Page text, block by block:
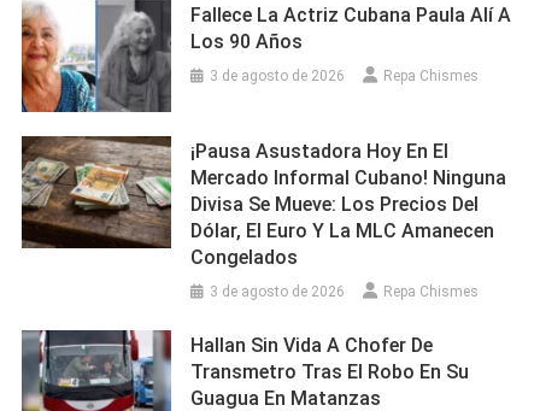
Fallece La Actriz Cubana Paula Alí A
Los 90 Años
3 de agosto de 2026 Repa Chismes
¡Pausa Asustadora Hoy En El
Mercado Informal Cubano! Ninguna
Divisa Se Mueve: Los Precios Del
Dólar, El Euro Y La MLC Amanecen
Congelados
3 de agosto de 2026 Repa Chismes
Hallan Sin Vida A Chofer De
Transmetro Tras El Robo En Su
Guagua En Matanzas